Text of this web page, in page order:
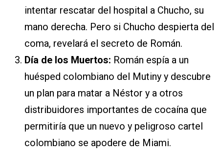
intentar rescatar del hospital a Chucho, su
mano derecha. Pero si Chucho despierta del
coma, revelará el secreto de Román.
Día de los Muertos: Román espía a un
huésped colombiano del Mutiny y descubre
un plan para matar a Néstor y a otros
distribuidores importantes de cocaína que
permitiría que un nuevo y peligroso cartel
colombiano se apodere de Miami.